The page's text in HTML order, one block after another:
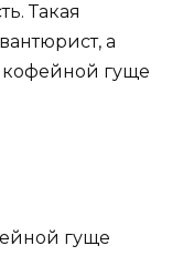
Такая
а
кофейной гуще
гуще